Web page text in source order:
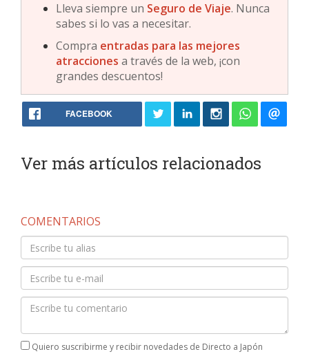
Lleva siempre un Seguro de Viaje. Nunca
sabes si lo vas a necesitar.
Compra entradas para las mejores
atracciones a través de la web, ¡con
grandes descuentos!
FACEBOOK
Ver más artículos relacionados
COMENTARIOS
Quiero suscribirme y recibir novedades de Directo a Japón